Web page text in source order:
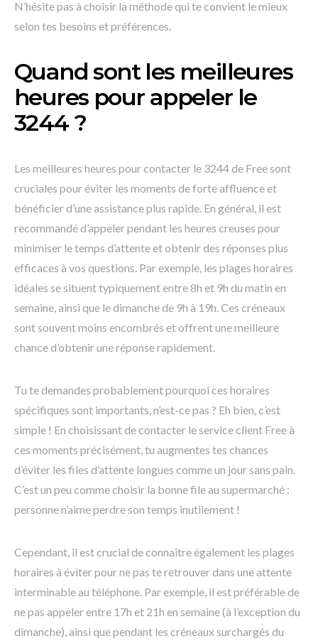
N’hésite pas à choisir la méthode qui te convient le mieux
selon tes besoins et préférences.
Quand sont les meilleures
heures pour appeler le
3244 ?
Les meilleures heures pour contacter le 3244 de Free sont
cruciales pour éviter les moments de forte affluence et
bénéficier d’une assistance plus rapide. En général, il est
recommandé d’appeler pendant les heures creuses pour
minimiser le temps d’attente et obtenir des réponses plus
efficaces à vos questions. Par exemple, les plages horaires
idéales se situent typiquement entre 8h et 9h du matin en
semaine, ainsi que le dimanche de 9h à 19h. Ces créneaux
sont souvent moins encombrés et offrent une meilleure
chance d’obtenir une réponse rapidement.
Tu te demandes probablement pourquoi ces horaires
spécifiques sont importants, n’est-ce pas ? Eh bien, c’est
simple ! En choisissant de contacter le service client Free à
ces moments précisément, tu augmentes tes chances
d’éviter les files d’attente longues comme un jour sans pain.
C’est un peu comme choisir la bonne file au supermarché :
personne n’aime perdre son temps inutilement !
Cependant, il est crucial de connaître également les plages
horaires à éviter pour ne pas te retrouver dans une attente
interminable au téléphone. Par exemple, il est préférable de
ne pas appeler entre 17h et 21h en semaine (à l’exception du
dimanche), ainsi que pendant les créneaux surchargés du